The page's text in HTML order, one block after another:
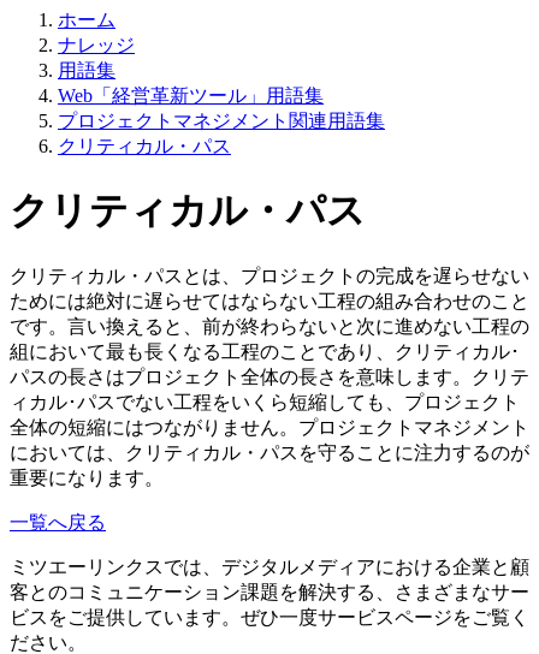
ホーム
ナレッジ
用語集
Web「経営革新ツール」用語集
プロジェクトマネジメント関連用語集
クリティカル・パス
クリティカル・パス
クリティカル・パスとは、プロジェクトの完成を遅らせない
ためには絶対に遅らせてはならない工程の組み合わせのこと
です。言い換えると、前が終わらないと次に進めない工程の
組において最も長くなる工程のことであり、クリティカル･
パスの長さはプロジェクト全体の長さを意味します。クリテ
ィカル･パスでない工程をいくら短縮しても、プロジェクト
全体の短縮にはつながりません。プロジェクトマネジメント
においては、クリティカル・パスを守ることに注力するのが
重要になります。
一覧へ戻る
ミツエーリンクスでは、デジタルメディアにおける企業と顧
客とのコミュニケーション課題を解決する、さまざまなサー
ビスをご提供しています。ぜひ一度サービスページをご覧く
ださい。